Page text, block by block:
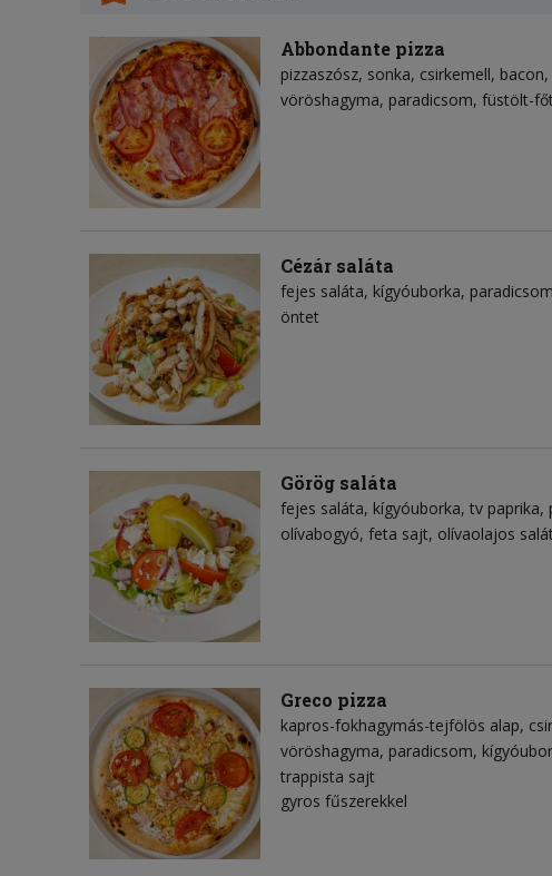
Abbondante pizza
pizzaszósz sonka csirkemell bacon
vöröshagyma paradicsom füstölt-
Cézár saláta
fejes saláta kígyóuborka paradicsom
öntet
Görög saláta
fejes saláta kígyóuborka tv paprika
olívabogyó feta sajt olívaolajos
Greco pizza
kapros-fokhagymás-tejfölös alap
vöröshagyma paradicsom
trappista sajt
gyros fűszerekkel